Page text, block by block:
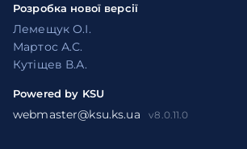
Розробка нової версії
Лемещук О.І.
Мартос А.С.
Кутіщев В.А.
Powered by KSU
webmaster@ksu.ks.ua v8.0.11.0